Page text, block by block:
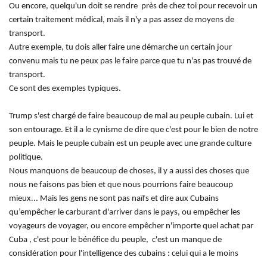
Ou encore, quelqu'un doit se rendre près de chez toi pour recevoir un
certain traitement médical, mais il n'y a pas assez de moyens de
transport.
Autre exemple, tu dois aller faire une démarche un certain jour
convenu mais tu ne peux pas le faire parce que tu n'as pas trouvé de
transport.
Ce sont des exemples typiques.
Trump s'est chargé de faire beaucoup de mal au peuple cubain. Lui et
son entourage. Et il a le cynisme de dire que c'est pour le bien de notre
peuple. Mais le peuple cubain est un peuple avec une grande culture
politique.
Nous manquons de beaucoup de choses, il y a aussi des choses que
nous ne faisons pas bien et que nous pourrions faire beaucoup
mieux... Mais les gens ne sont pas naïfs et dire aux Cubains
qu’empêcher le carburant d'arriver dans le pays, ou empêcher les
voyageurs de voyager, ou encore empêcher n'importe quel achat par
Cuba , c'est pour le bénéfice du peuple, c'est un manque de
considération pour l'intelligence des cubains : celui qui a le moins